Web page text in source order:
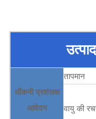
धौंकनी प्रशंसक
आवेदन
तापमान
वायु की